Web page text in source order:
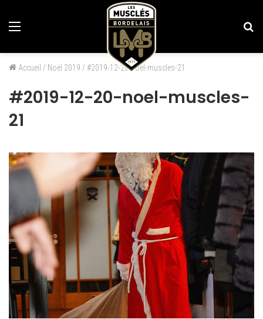
Accueil / Noël 2019 /#2019-12-20-noel-muscles-21
#2019-12-20-noel-muscles-
21